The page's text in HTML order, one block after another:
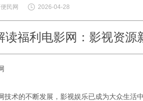
民网 2026-04-28
读福利电影网：影视资源
技术的不断发展，影视娱乐已成为大众生活